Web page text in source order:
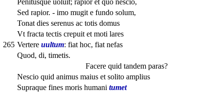
Penitusque uoluit; rapior et quo nescio,
Sed rapior. - imo mugit e fundo solum,
Tonat dies serenus ac totis domus
Vt fracta tectis crepuit et moti lares
265 Vertere uultum: fiat hoc, fiat nefas
Quod, di, timetis.
Facere quid tandem paras?
Nescio quid animus maius et solito amplius
Supraque fines moris humani tumet